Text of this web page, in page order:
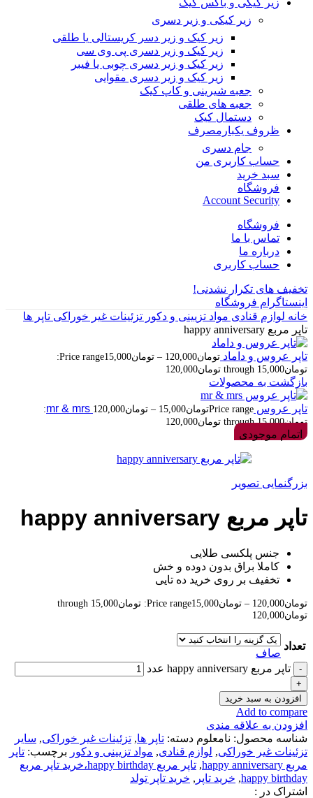
زیر کیکی و باکس کیک
زیر کیکی و زیر دسری
زیر کیک و زیر دسر کریستالی یا طلقی
زیر کیک و زیر دسری پی وی سی
زیر کیک و زیر دسری چوبی یا فیبر
زیر کیک و زیر دسری مقوایی
جعبه شیرینی و کاپ کیک
جعبه های طلقی
دستمال کیک
ظروف یکبارمصرف
جام دسری
حساب کاربری من
سبد خرید
فروشگاه
Account Security
فروشگاه
تماس با ما
درباره ما
حساب کاربری
تخفیف های تکرار نشدنی!
اینستاگرام فروشگاه
خانه لوازم قنادی مواد تزیینی و دکور تزئینات غیر خوراکی تاپر ها
تاپر مربع happy anniversary
تاپر عروس و داماد تومان120,000
– تومان15,000
Price range:
تومان15,000 through تومان120,000
بازگشت به محصولات
تاپر عروس mr & mrs تومان120,000 – تومان15,000
Price range:
تومان15,000 through تومان120,000
اتمام موجودی
بزرگنمایی تصویر
تاپر مربع happy anniversary
جنس پلکسی طلایی
کاملا براق بدون دوده و خش
تخفیف بر روی خرید ده تایی
تومان120,000
– تومان15,000
Price range: تومان15,000 through
تومان120,000
تعداد
صاف
تاپر مربع happy anniversary عدد
افزودن به سبد خرید
Add to compare
افزودن به علاقه مندی
شناسه محصول: نامعلوم دسته: تاپر ها, تزئینات غیر خوراکی, سایر
تزئینات غیر خوراکی, لوازم قنادی, مواد تزیینی و دکور برچسب: تاپر
مربع happy anniversary
,
تاپر مربع happy birthday،خرید تاپر مربع
happy birthday
, خرید تاپر , خرید تاپر تولد
اشتراک در :